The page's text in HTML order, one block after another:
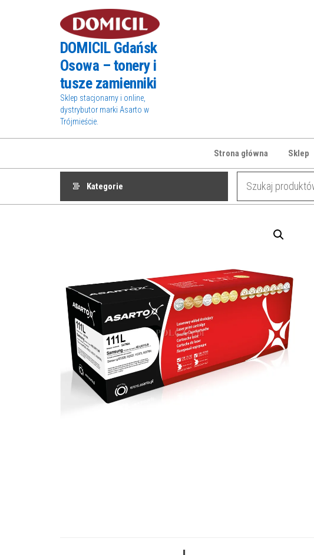
DOMICIL Gdańsk
Osowa – tonery i
tusze zamienniki
Sklep stacjonarny i online,
dystrybutor marki Asarto w
Trójmieście.
Strona główna Sklep
Kategorie